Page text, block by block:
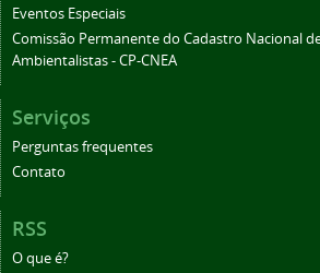
Eventos Especiais
Comissão Permanente do Cadastro Nacional
Ambientalistas - CP-CNEA
Serviços
Perguntas frequentes
Contato
RSS
O que é?